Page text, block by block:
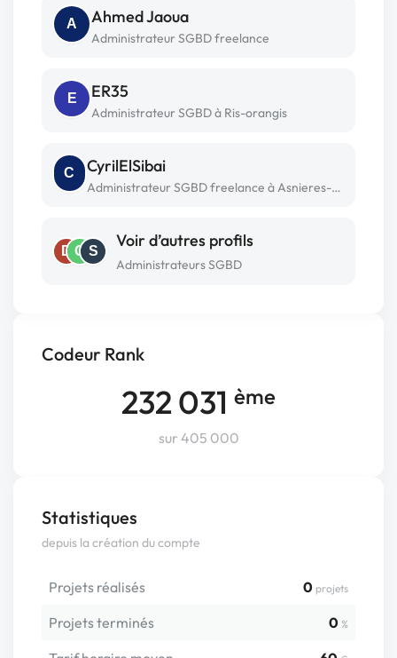
Codeur Rank
232 031 ème
sur 405 000
Statistiques
depuis la création du compte
Projets réalisés 0 projets
Projets terminés 0 %
A Ahmed Jaoua
Administrateur SGBD freelance
E ER35
Administrateur SGBD à Ris-orangis
C CyrilElSibai
Administrateur SGBD freelance à Asnieres-sur-seine
D O S
Voir d’autres profils
Administrateurs SGBD